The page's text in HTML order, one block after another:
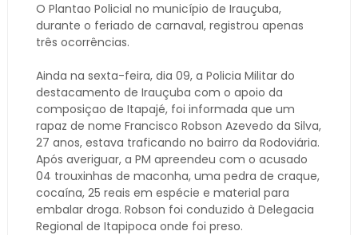
O Plantao Policial no município de Irauçuba,
durante o feriado de carnaval, registrou apenas
três ocorrências.
Ainda na sexta-feira, dia 09, a Policia Militar do
destacamento de Irauçuba com o apoio da
composiçao de Itapajé, foi informada que um
rapaz de nome Francisco Robson Azevedo da Silva,
27 anos, estava traficando no bairro da Rodoviária.
Após averiguar, a PM apreendeu com o acusado
04 trouxinhas de maconha, uma pedra de craque,
cocaína, 25 reais em espécie e material para
embalar droga. Robson foi conduzido à Delegacia
Regional de Itapipoca onde foi preso.